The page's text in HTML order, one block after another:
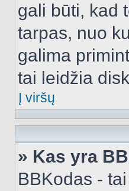
gali būti, kad
tarpas, nuo
galima
tai leidžia
Į viršų
» Kas yra
BBKodas -